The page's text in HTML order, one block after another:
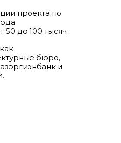
проекта по
50 до 100 тысяч
бюро,
и